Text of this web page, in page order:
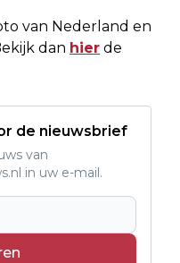
van Nederland en
dan hier de
de nieuwsbrief
van
in uw e-mail.